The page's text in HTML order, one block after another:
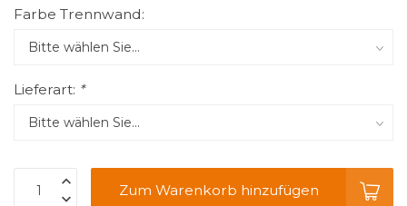
Farbe Trennwand:
Lieferart: *
Zum Warenkorb hinzufügen